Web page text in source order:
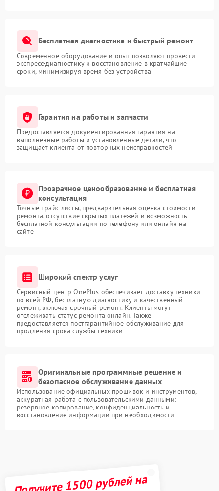
Бесплатная диагностика и быстрый ремонт
Современное оборудование и опыт позволяют провести
экспресс-диагностику и восстановление в кратчайшие
сроки, минимизируя время без устройства
Гарантия на работы и запчасти
Предоставляется документированная гарантия на
выполненные работы и установленные детали, что
защищает клиента от повторных неисправностей
Прозрачное ценообразование и бесплатная
консультация
Точные прайс-листы, предварительная оценка стоимости
ремонта, отсутствие скрытых платежей и возможность
бесплатной консультации по телефону или онлайн на
сайте
Широкий спектр услуг
Сервисный центр OnePlus обеспечивает доставку техники
по всей РФ, бесплатную диагностику и качественный
ремонт, включая срочный ремонт. Клиенты могут
отслеживать статус ремонта онлайн. Также
предоставляется постгарантийное обслуживание для
продления срока службы техники
Оригинальные программные решение и
безопасное обслуживание данных
Использование официальных прошивок и инструментов,
аккуратная работа с пользовательскими данными:
резервное копирование, конфиденциальность и
восстановление информации при необходимости
Получите 1500 рублей на